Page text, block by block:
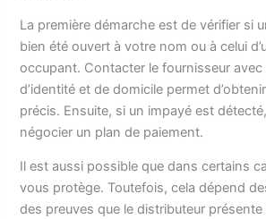
La première démarche est de vérifier si
bien été ouvert à votre nom ou à celui
occupant. Contacter le fournisseur
d’identité et de domicile permet
précis. Ensuite, si un impayé est
négocier un plan de paiement.
Il est aussi possible que dans certains
vous protège. Toutefois, cela dépend
des preuves que le distributeur présente